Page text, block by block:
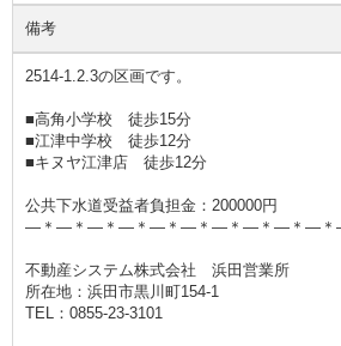
備考
2514-1.2.3の区画です。
■高角小学校 徒歩15分
■江津中学校 徒歩12分
■キヌヤ江津店 徒歩12分
公共下水道受益者負担金：200000円
―＊―＊―＊―＊―＊―＊―＊―＊―＊―＊
不動産システム株式会社 浜田営業所
所在地：浜田市黒川町154-1
TEL：0855-23-3101